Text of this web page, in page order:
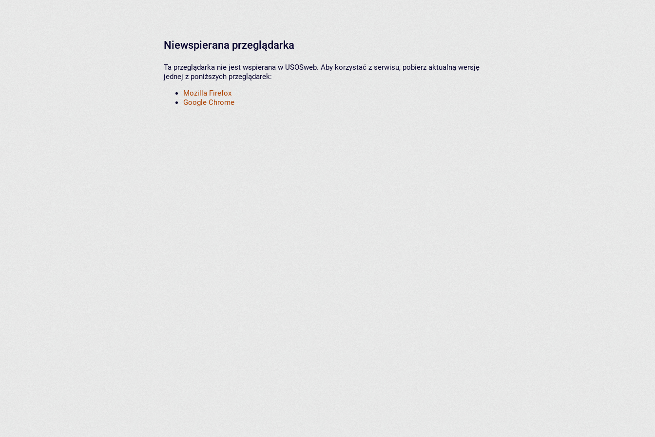
Niewspierana przeglądarka
Ta przeglądarka nie jest wspierana w USOSweb. Aby korzystać z serwisu, pobierz aktualną wersję
jednej z poniższych przeglądarek:
Mozilla Firefox
Google Chrome